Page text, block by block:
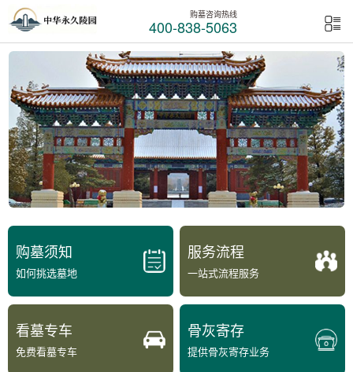
购墓咨询热线
400-838-5063
购墓须知
如何挑选墓地
服务流程
一站式流程服务
看墓专车
免费看墓专车
骨灰寄存
提供骨灰寄存业务